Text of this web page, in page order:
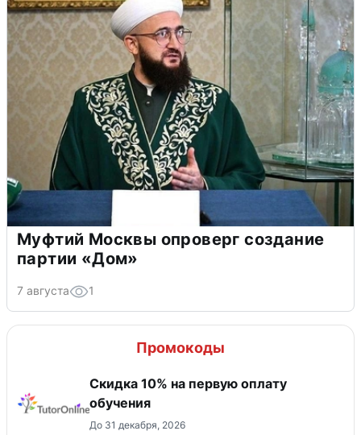
Муфтий Москвы опроверг создание
партии «Дом»
7 августа 1
Промокоды
Скидка 10% на первую оплату
обучения
До 31 декабря, 2026